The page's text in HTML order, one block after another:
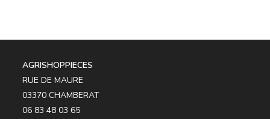
AGRISHOPPIECES
RUE DE MAURE
03370 CHAMBERAT
06 83 48 03 65